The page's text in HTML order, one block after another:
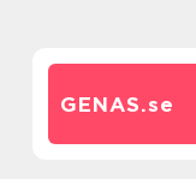
GENAS.se